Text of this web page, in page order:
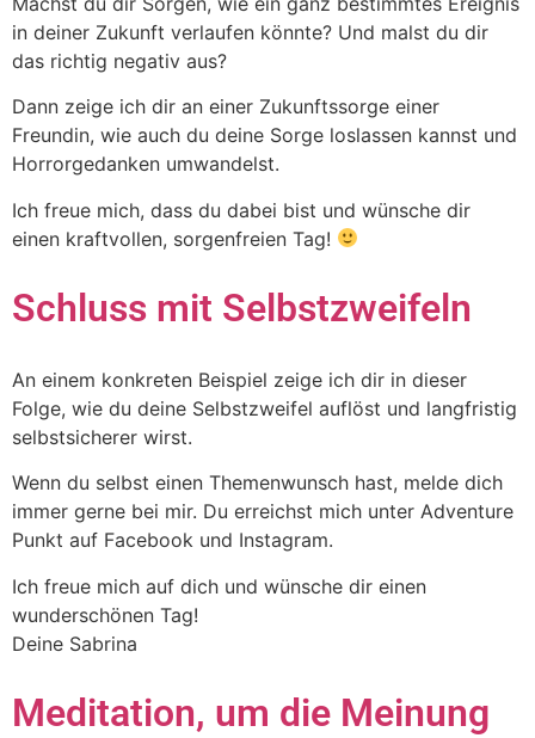
in deiner Zukunft verlaufen könnte? Und malst du dir
das richtig negativ aus?
Dann zeige ich dir an einer Zukunftssorge einer
Freundin, wie auch du deine Sorge loslassen kannst und
Horrorgedanken umwandelst.
Ich freue mich, dass du dabei bist und wünsche dir
einen kraftvollen, sorgenfreien Tag!
Schluss mit Selbstzweifeln
An einem konkreten Beispiel zeige ich dir in dieser
Folge, wie du deine Selbstzweifel auflöst und langfristig
selbstsicherer wirst.
Wenn du selbst einen Themenwunsch hast, melde dich
immer gerne bei mir. Du erreichst mich unter Adventure
Punkt auf Facebook und Instagram.
Ich freue mich auf dich und wünsche dir einen
wunderschönen Tag!
Deine Sabrina
Meditation, um die Meinung